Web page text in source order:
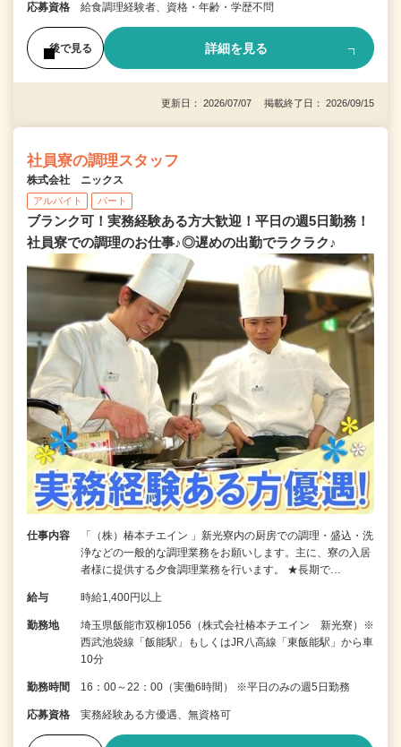
応募資格 給食調理経験者、資格・年齢・学歴不問
後で見る 詳細を見る
更新日： 2026/07/07 掲載終了日： 2026/09/15
社員寮の調理スタッフ
株式会社 ニックス
アルバイト パート
ブランク可！実務経験ある方大歓迎！平日の週5日勤務！
社員寮での調理のお仕事♪◎遅めの出勤でラクラク♪
仕事内容
「（株）椿本チエイン 」新光寮内の厨房での調理・盛込・洗
浄などの一般的な調理業務をお願いします。主に、寮の入居
者様に提供する夕食調理業務を行います。 ★長期で…
給与 時給1,400円以上
勤務地
埼玉県飯能市双柳1056（株式会社椿本チエイン 新光寮）※
西武池袋線「飯能駅」もしくはJR八高線「東飯能駅」から車
10分
勤務時間 16：00～22：00（実働6時間） ※平日のみの週5日勤務
応募資格 実務経験ある方優遇、無資格可